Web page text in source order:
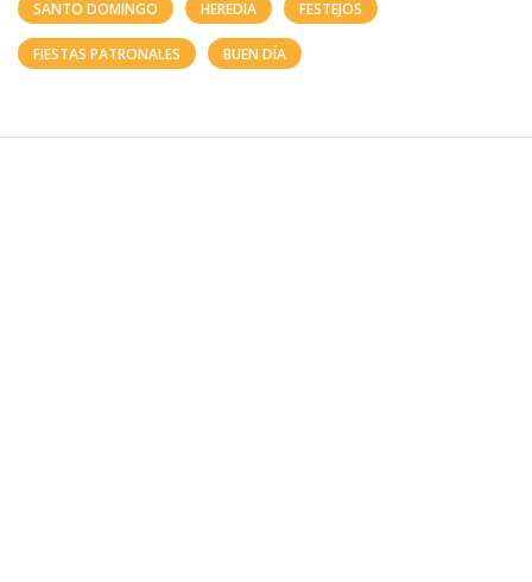
SANTO DOMINGO HEREDIA FESTEJOS
FIESTAS PATRONALES BUEN DÍA